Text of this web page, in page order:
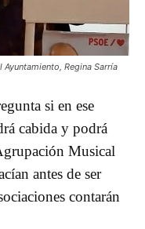
Regina Sarría
si en ese
cabida y podrá
Musical
antes de ser
contarán